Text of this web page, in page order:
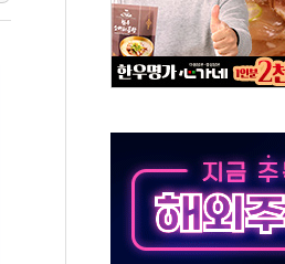
나스닥 선물 1%대 상승
'
집중 완화 전환점"